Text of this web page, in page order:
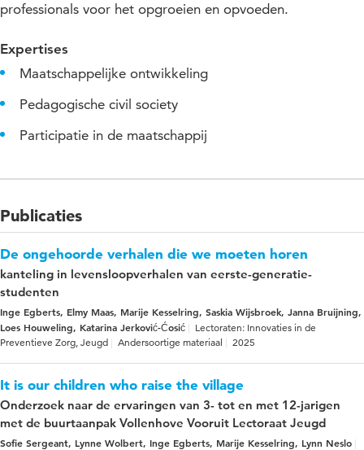
professionals voor het opgroeien en opvoeden.
Expertises
Maatschappelijke ontwikkeling
Pedagogische civil society
Participatie in de maatschappij
Publicaties
De ongehoorde verhalen die we moeten horen
kanteling in levensloopverhalen van eerste-generatie-
studenten
Inge Egberts, Elmy Maas, Marije Kesselring, Saskia Wijsbroek, Janna Bruijning,
Loes Houweling, Katarina Jerković-Ćosić
Lectoraten: Innovaties in de
Preventieve Zorg, Jeugd
Andersoortige materiaal 2025
It is our children who raise the village
Onderzoek naar de ervaringen van 3- tot en met 12-jarigen
met de buurtaanpak Vollenhove Vooruit Lectoraat Jeugd
Sofie Sergeant, Lynne Wolbert, Inge Egberts, Marije Kesselring, Lynn Neslo